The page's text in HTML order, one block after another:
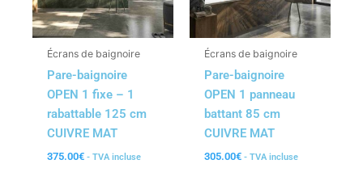
Écrans de baignoire
Pare-baignoire
OPEN 1 fixe – 1
rabattable 125 cm
CUIVRE MAT
375.00€ - TVA incluse
Écrans de baignoire
Pare-baignoire
OPEN 1 panneau
battant 85 cm
CUIVRE MAT
305.00€ - TVA incluse